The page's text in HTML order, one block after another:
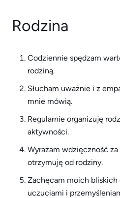
Rodzina
Codziennie spędzam
rodziną.
Słucham uważnie i z
mnie mówią.
Regularnie organizuję
aktywności.
Wyrażam wdzięczność
otrzymuję od rodziny.
Zachęcam moich bliskich
uczuciami i